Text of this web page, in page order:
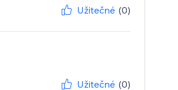
Užitečné (0)
Užitečné (0)